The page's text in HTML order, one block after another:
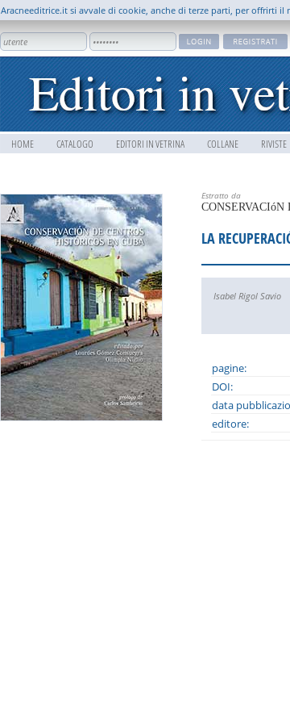
HOME CATALOGO EDITORI IN VETRINA COLLANE RIVISTE
Aracneeditrice.it si avvale di cookie, anche di terze parti, per offrirti
Estratto da
CONSERVACIóN
LA
Isabel Rigol Savio
pagine:
DOI:
data
editore: